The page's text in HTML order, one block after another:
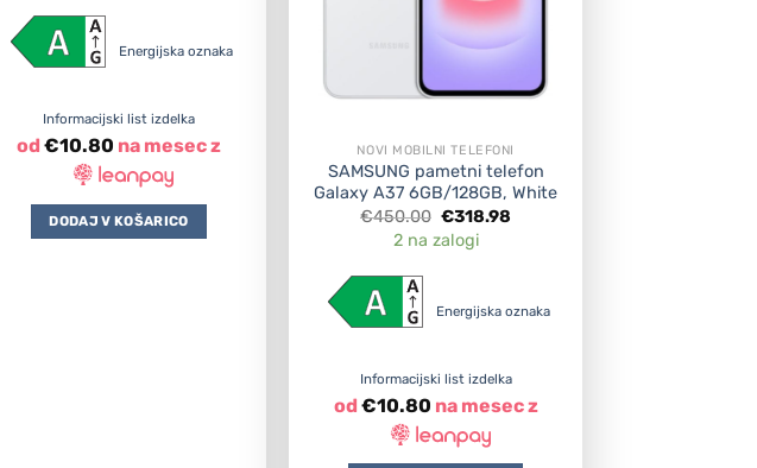
Energijska oznaka
Informacijski list izdelka
od €10.80 na mesec z
DODAJ V KOŠARICO
NOVI MOBILNI TELEFONI
SAMSUNG pametni telefon
Galaxy A37 6GB/128GB, White
€450.00 Original
price
was:
€318.98
2 na zalogi
Energijska oznaka
Informacijski list izdelka
od €10.80 na mesec z